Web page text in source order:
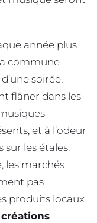
année plus
commune
soirée,
flâner dans les
et à l’odeur
les étales.
les marchés
pas
produits locaux